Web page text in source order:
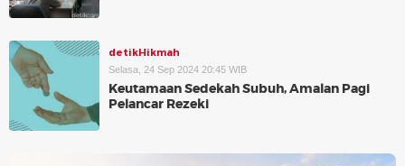
detikHikmah
Selasa, 24 Sep 2024 20:45 WIB
Keutamaan Sedekah Subuh, Amalan Pagi
Pelancar Rezeki